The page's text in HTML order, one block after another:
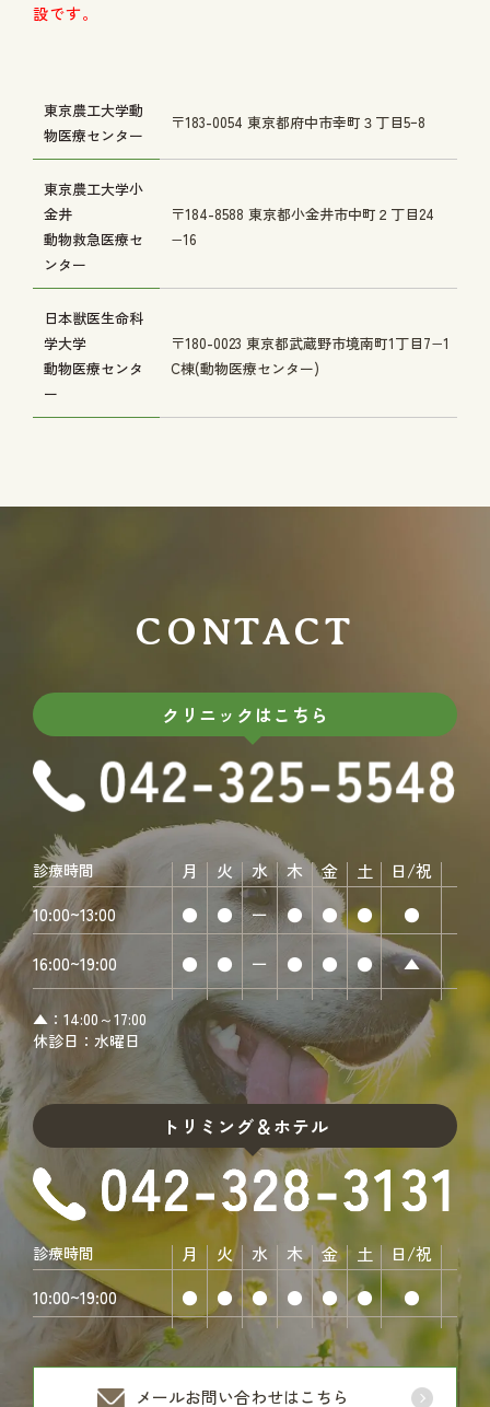
設です。
東京農工大学動
物医療センター
〒183-0054 東京都府中市幸町３丁目5ｰ8
東京農工大学小
金井
動物救急医療セ
ンター
〒184-8588 東京都小金井市中町２丁目24
−16
日本獣医生命科
学大学
動物医療センタ
ー
〒180-0023 東京都武蔵野市境南町1丁目7−1
C棟(動物医療センター)
CONTACT
クリニックはこちら
診療時間 月 火 水 木 金 土
日/祝
10:00~13:00
● ● ー ● ● ● ●
16:00~19:00 ● ● ー ● ● ● ▲
▲：14:00～17:00
休診日：水曜日
トリミング＆ホテル
診療時間 月 火 水 木 金 土
日/祝
10:00~19:00
● ● ● ● ● ● ●
メールお問い合わせはこちら